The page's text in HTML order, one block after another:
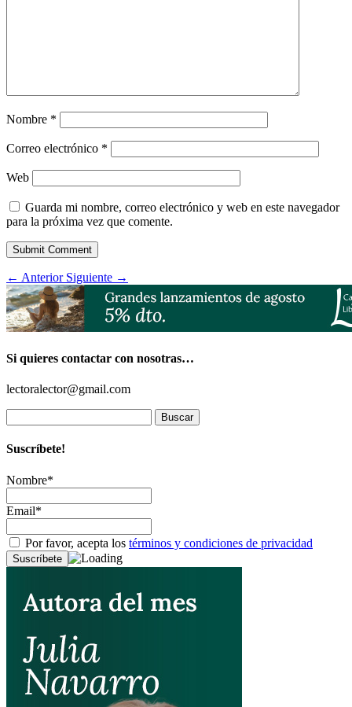
Nombre *
Correo electrónico *
Web
Guarda mi nombre, correo electrónico y web en este navegador
para la próxima vez que comente.
Submit Comment
← Anterior Siguiente →
Si quieres contactar con nosotras…
lectoralector@gmail.com
Suscríbete!
Nombre*
Email*
Por favor, acepta los términos y condiciones de privacidad